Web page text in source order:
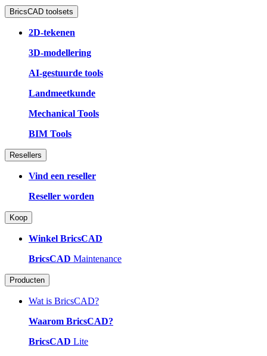
BricsCAD toolsets
2D-tekenen
3D-modellering
AI-gestuurde tools
Landmeetkunde
Mechanical Tools
BIM Tools
Resellers
Vind een reseller
Reseller worden
Koop
Winkel BricsCAD
BricsCAD Maintenance
Producten
Wat is BricsCAD?
Waarom BricsCAD?
BricsCAD Lite